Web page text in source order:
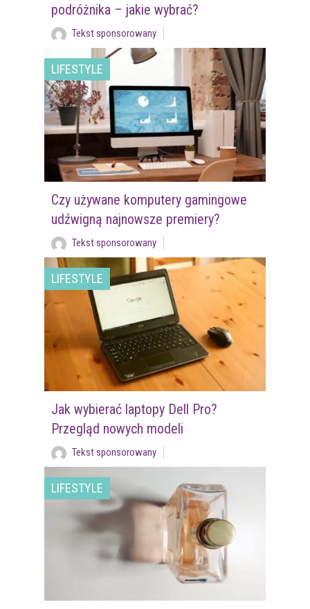
podróżnika – jakie wybrać?
Tekst sponsorowany
LIFESTYLE
Czy używane komputery gamingowe
udźwigną najnowsze premiery?
Tekst sponsorowany
LIFESTYLE
Jak wybierać laptopy Dell Pro?
Przegląd nowych modeli
Tekst sponsorowany
LIFESTYLE